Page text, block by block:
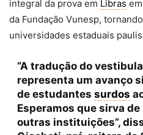
integral da prova em Libras
da Fundação Vunesp,
universidades estaduais
“A tradução do
representa um avanço
de estudantes surdos
Esperamos que sirva
outras instituições”,